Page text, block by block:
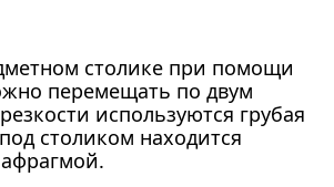
столике при помощи
перемещать по двум
используются грубая
столиком находится